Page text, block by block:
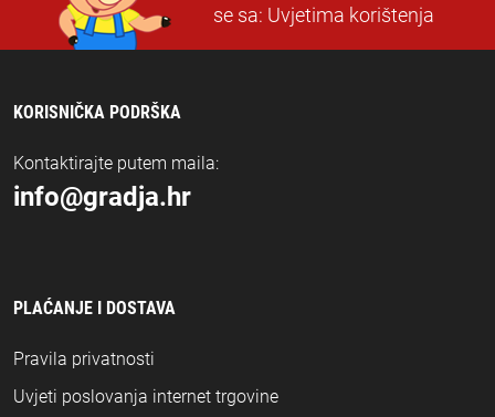
se sa: Uvjetima korištenja
KORISNIČKA PODRŠKA
Kontaktirajte putem maila:
info@gradja.hr
PLAĆANJE I DOSTAVA
Pravila privatnosti
Uvjeti poslovanja internet trgovine